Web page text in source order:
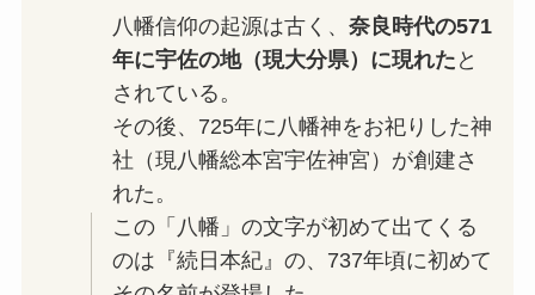
八幡信仰の起源は古く、奈良時代の571
年に宇佐の地（現大分県）に現れた と
されている。
その後、725年に八幡神をお祀りした神
社（現八幡総本宮宇佐神宮）が創建さ
れた。
この「八幡」の文字が初めて出てくる
のは『続日本紀』の、737年頃に初めて